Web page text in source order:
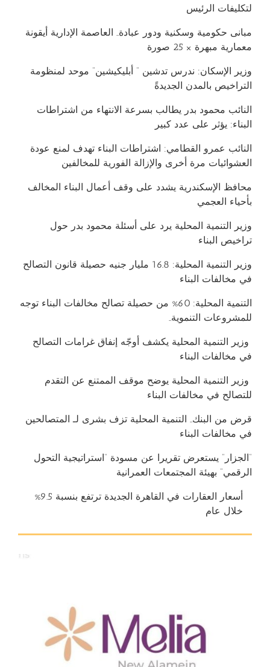
لتكليفات الرئيس
مبانى حكومية وسكنية ودور عبادة.. العاصمة الإدارية أيقونة
معمارية مبهرة × 25 صورة
وزير الإسكان: ندرس تدشين ” أبليكيشين” موحد لمنظومة
التراخيص بالمدن الجديدةً
النائب محمود بدر يطالب بسرعة الانتهاء من اشتراطات
البناء: يؤثر على عدد كبير
النائب عمرو القطامي: اشتراطات البناء تهدف لمنع عودة
العشوائيات مرة أخرى والإزالة الفورية للمخالفين
محافظ الإسكندرية يشدد على وقف أعمال البناء المخالف
بأحياء العجمي
وزير التنمية المحلية يرد على أسئلة محمود بدر حول
تراخيص البناء
وزير التنمية المحلية: 16.8 مليار جنيه حصيلة قانون التصالح
في مخالفات البناء
التنمية المحلية: 60% من حصيلة تصالح مخالفات البناء توجه
للمشروعات التنموية..
وزير التنمية المحلية يكشف أوجّه إنفاق غرامات التصالح
في مخالفات البناء
وزير التنمية المحلية يوضح موقف الممتنع عن التقدم
للتصالح في مخالفات البناء
قرض من البنك.. التنمية المحلية تزف بشرى لـ المتصالحين
في مخالفات البناء
“الجزار” يستعرض تقريرا عن مسودة “استراتيجية التحول
الرقمي” بهيئة المجتمعات العمرانية
أسعار العقارات في القاهرة الجديدة ترتفع بنسبة 9.5%
خلال عام